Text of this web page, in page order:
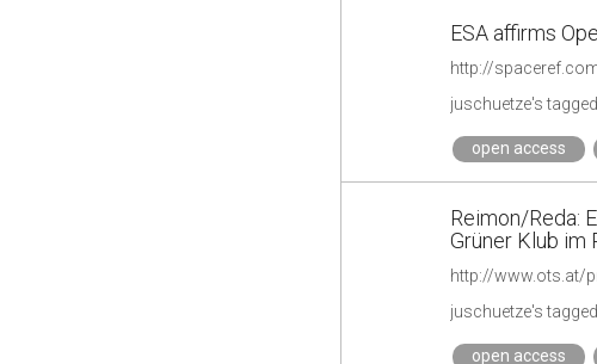
ESA affirms
http://
juschuetze's
open access
Reimon/Reda:
Grüner Klub im
juschuetze's
open access